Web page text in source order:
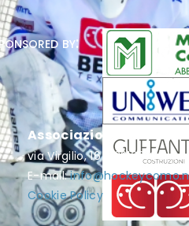
by:
Associazione Hockey
via Virgilio, 16 - 22100 Como -
E-mail:
Cookie Policy